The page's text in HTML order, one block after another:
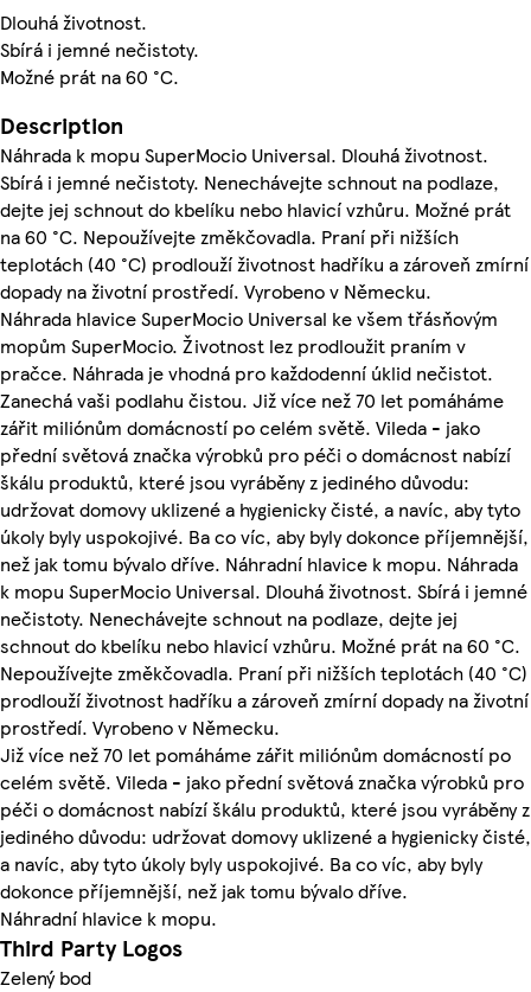
Dlouhá životnost.
Sbírá i jemné nečistoty.
Možné prát na 60 °C.
Description
Náhrada k mopu SuperMocio Universal. Dlouhá životnost.
Sbírá i jemné nečistoty. Nenechávejte schnout na podlaze,
dejte jej schnout do kbelíku nebo hlavicí vzhůru. Možné prát
na 60 °C. Nepoužívejte změkčovadla. Praní při nižších
teplotách (40 °C) prodlouží životnost hadříku a zároveň zmírní
dopady na životní prostředí. Vyrobeno v Německu.
Náhrada hlavice SuperMocio Universal ke všem třásňovým
mopům SuperMocio. Životnost lez prodloužit praním v
pračce. Náhrada je vhodná pro každodenní úklid nečistot.
Zanechá vaši podlahu čistou. Již více než 70 let pomáháme
zářit miliónům domácností po celém světě. Vileda - jako
přední světová značka výrobků pro péči o domácnost nabízí
škálu produktů, které jsou vyráběny z jediného důvodu:
udržovat domovy uklizené a hygienicky čisté, a navíc, aby tyto
úkoly byly uspokojivé. Ba co víc, aby byly dokonce příjemnější,
než jak tomu bývalo dříve. Náhradní hlavice k mopu. Náhrada
k mopu SuperMocio Universal. Dlouhá životnost. Sbírá i jemné
nečistoty. Nenechávejte schnout na podlaze, dejte jej
schnout do kbelíku nebo hlavicí vzhůru. Možné prát na 60 °C.
Nepoužívejte změkčovadla. Praní při nižších teplotách (40 °C)
prodlouží životnost hadříku a zároveň zmírní dopady na životní
prostředí. Vyrobeno v Německu.
Již více než 70 let pomáháme zářit miliónům domácností po
celém světě. Vileda - jako přední světová značka výrobků pro
péči o domácnost nabízí škálu produktů, které jsou vyráběny z
jediného důvodu: udržovat domovy uklizené a hygienicky čisté,
a navíc, aby tyto úkoly byly uspokojivé. Ba co víc, aby byly
dokonce příjemnější, než jak tomu bývalo dříve.
Náhradní hlavice k mopu.
Third Party Logos
Zelený bod